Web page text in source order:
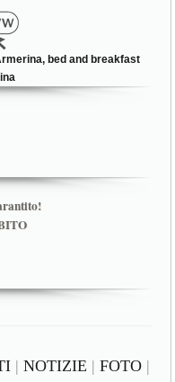
bed and breakfast
|NOTIZIE |FOTO |